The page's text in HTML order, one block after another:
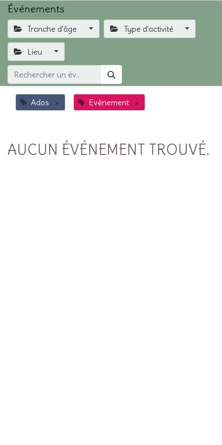
Événements
Tranche d'âge Type d'activité
Lieu
Ados × Evènement ×
AUCUN ÉVÉNEMENT TROUVÉ.